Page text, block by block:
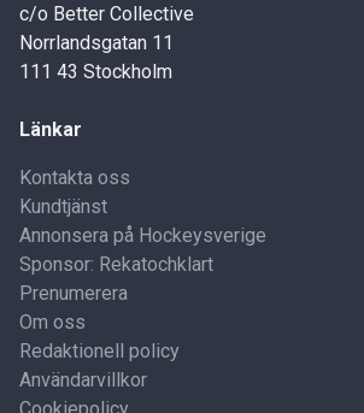
c/o Better Collective
Norrlandsgatan 11
111 43 Stockholm
Länkar
Kontakta oss
Kundtjänst
Annonsera på Hockeysverige
Sponsor: Rekatochklart
Prenumerera
Om oss
Redaktionell policy
Användarvillkor